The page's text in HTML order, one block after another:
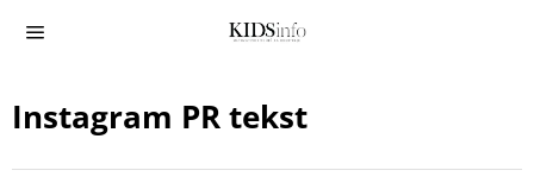
Instagram PR tekst